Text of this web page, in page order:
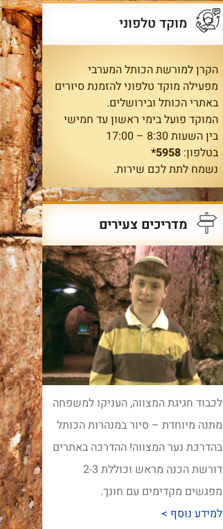
מוקד טלפוני
הקרן למורשת הכותל המערבי
מפעילה מוקד טלפוני להזמנת סיורים
באתרי הכותל ובירושלים.
המוקד פועל בימי ראשון עד חמישי
בין השעות 8:30 – 17:00
בטלפון: 5958*
נשמח לתת לכם שירות.
מדריכים צעירים
לכבוד חגיגת המצווה, העניקו למשפחה
מתנה מיוחדת – סיור במנהרות הכותל
בהדרכת נער המצווה! ההדרכה באתרים
דורשת הכנה מראש וכוללת 2-3
מפגשים מקדימים עם חונך.
למידע נוסף >